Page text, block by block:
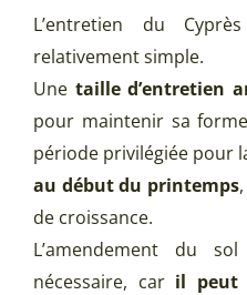
L’entretien du
relativement simple.
Une taille d’entretien
pour maintenir sa
période privilégiée pour
au début du printemps
de croissance.
L’amendement du
nécessaire, car il peut